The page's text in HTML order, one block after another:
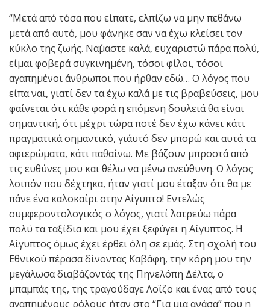
“Mετά από τόσα που είπατε, ελπίζω να μην πεθάνω
μετά από αυτό, μου φάνηκε σαν να έχω κλείσει τον
κύκλο της ζωής. Να΄μαστε καλά, ευχαριστώ πάρα πολύ,
είμαι φοβερά συγκινημένη, τόσοι φίλοι, τόσοι
αγαπημένοι άνθρωποι που ήρθαν εδώ… Ο λόγος που
είπα ναι, γιατί δεν τα έχω καλά με τις βραβεύσεις, μου
φαίνεται ότι κάθε φορά η επόμενη δουλειά θα είναι
σημαντική, ότι μέχρι τώρα ποτέ δεν έχω κάνει κάτι
πραγματικά σημαντικό, γι΄αυτό δεν μπορώ και αυτά τα
αφιερώματα, κάτι παθαίνω. Με βάζουν μπροστά από
τις ευθύνες μου και θέλω να μένω ανεύθυνη. Ο λόγος
λοιπόν που δέχτηκα, ήταν γιατί μου έταξαν ότι θα με
πάνε ένα καλοκαίρι στην Αίγυπτο! Εντελώς
συμφεροντολογικός ο λόγος, γιατί λατρεύω πάρα
πολύ τα ταξίδια και μου έχει ξεφύγει η Αίγυπτος. Η
Αίγυπτος όμως έχει έρθει όλη σε εμάς. Στη σχολή του
Εθνικού πέρασα δίνοντας Καβάφη, την κόρη μου την
μεγάλωσα διαβάζοντάς της Πηνελόπη Δέλτα, ο
μπαμπάς της, της τραγούδαγε Λοϊζο και ένας από τους
αγαπημένους ρόλους ήταν στο “Για μια ανάσα” που η